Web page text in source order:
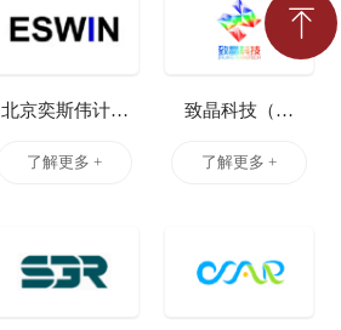
北京奕斯伟计算
技术有限公司
了解更多 +
致晶科技（北
京）有限公司
了解更多 +
ꁸ